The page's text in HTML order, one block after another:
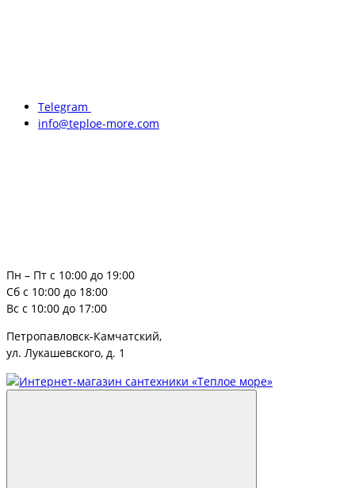
Telegram
info@teploe-more.com
Пн – Пт с 10:00 до 19:00
Сб с 10:00 до 18:00
Вс с 10:00 до 17:00
Петропавловск-Камчатский,
ул. Лукашевского, д. 1